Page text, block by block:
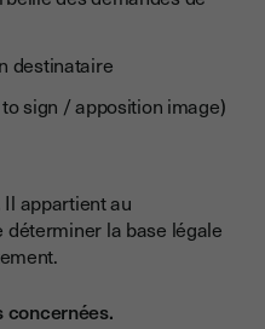
destinataire
sign / apposition image)
Il appartient au
la base légale
concernées.